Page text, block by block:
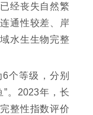
经丧失自然繁
通性较差、岸
水生生物完整
个等级，分别
。2023年，长
整性指数评价